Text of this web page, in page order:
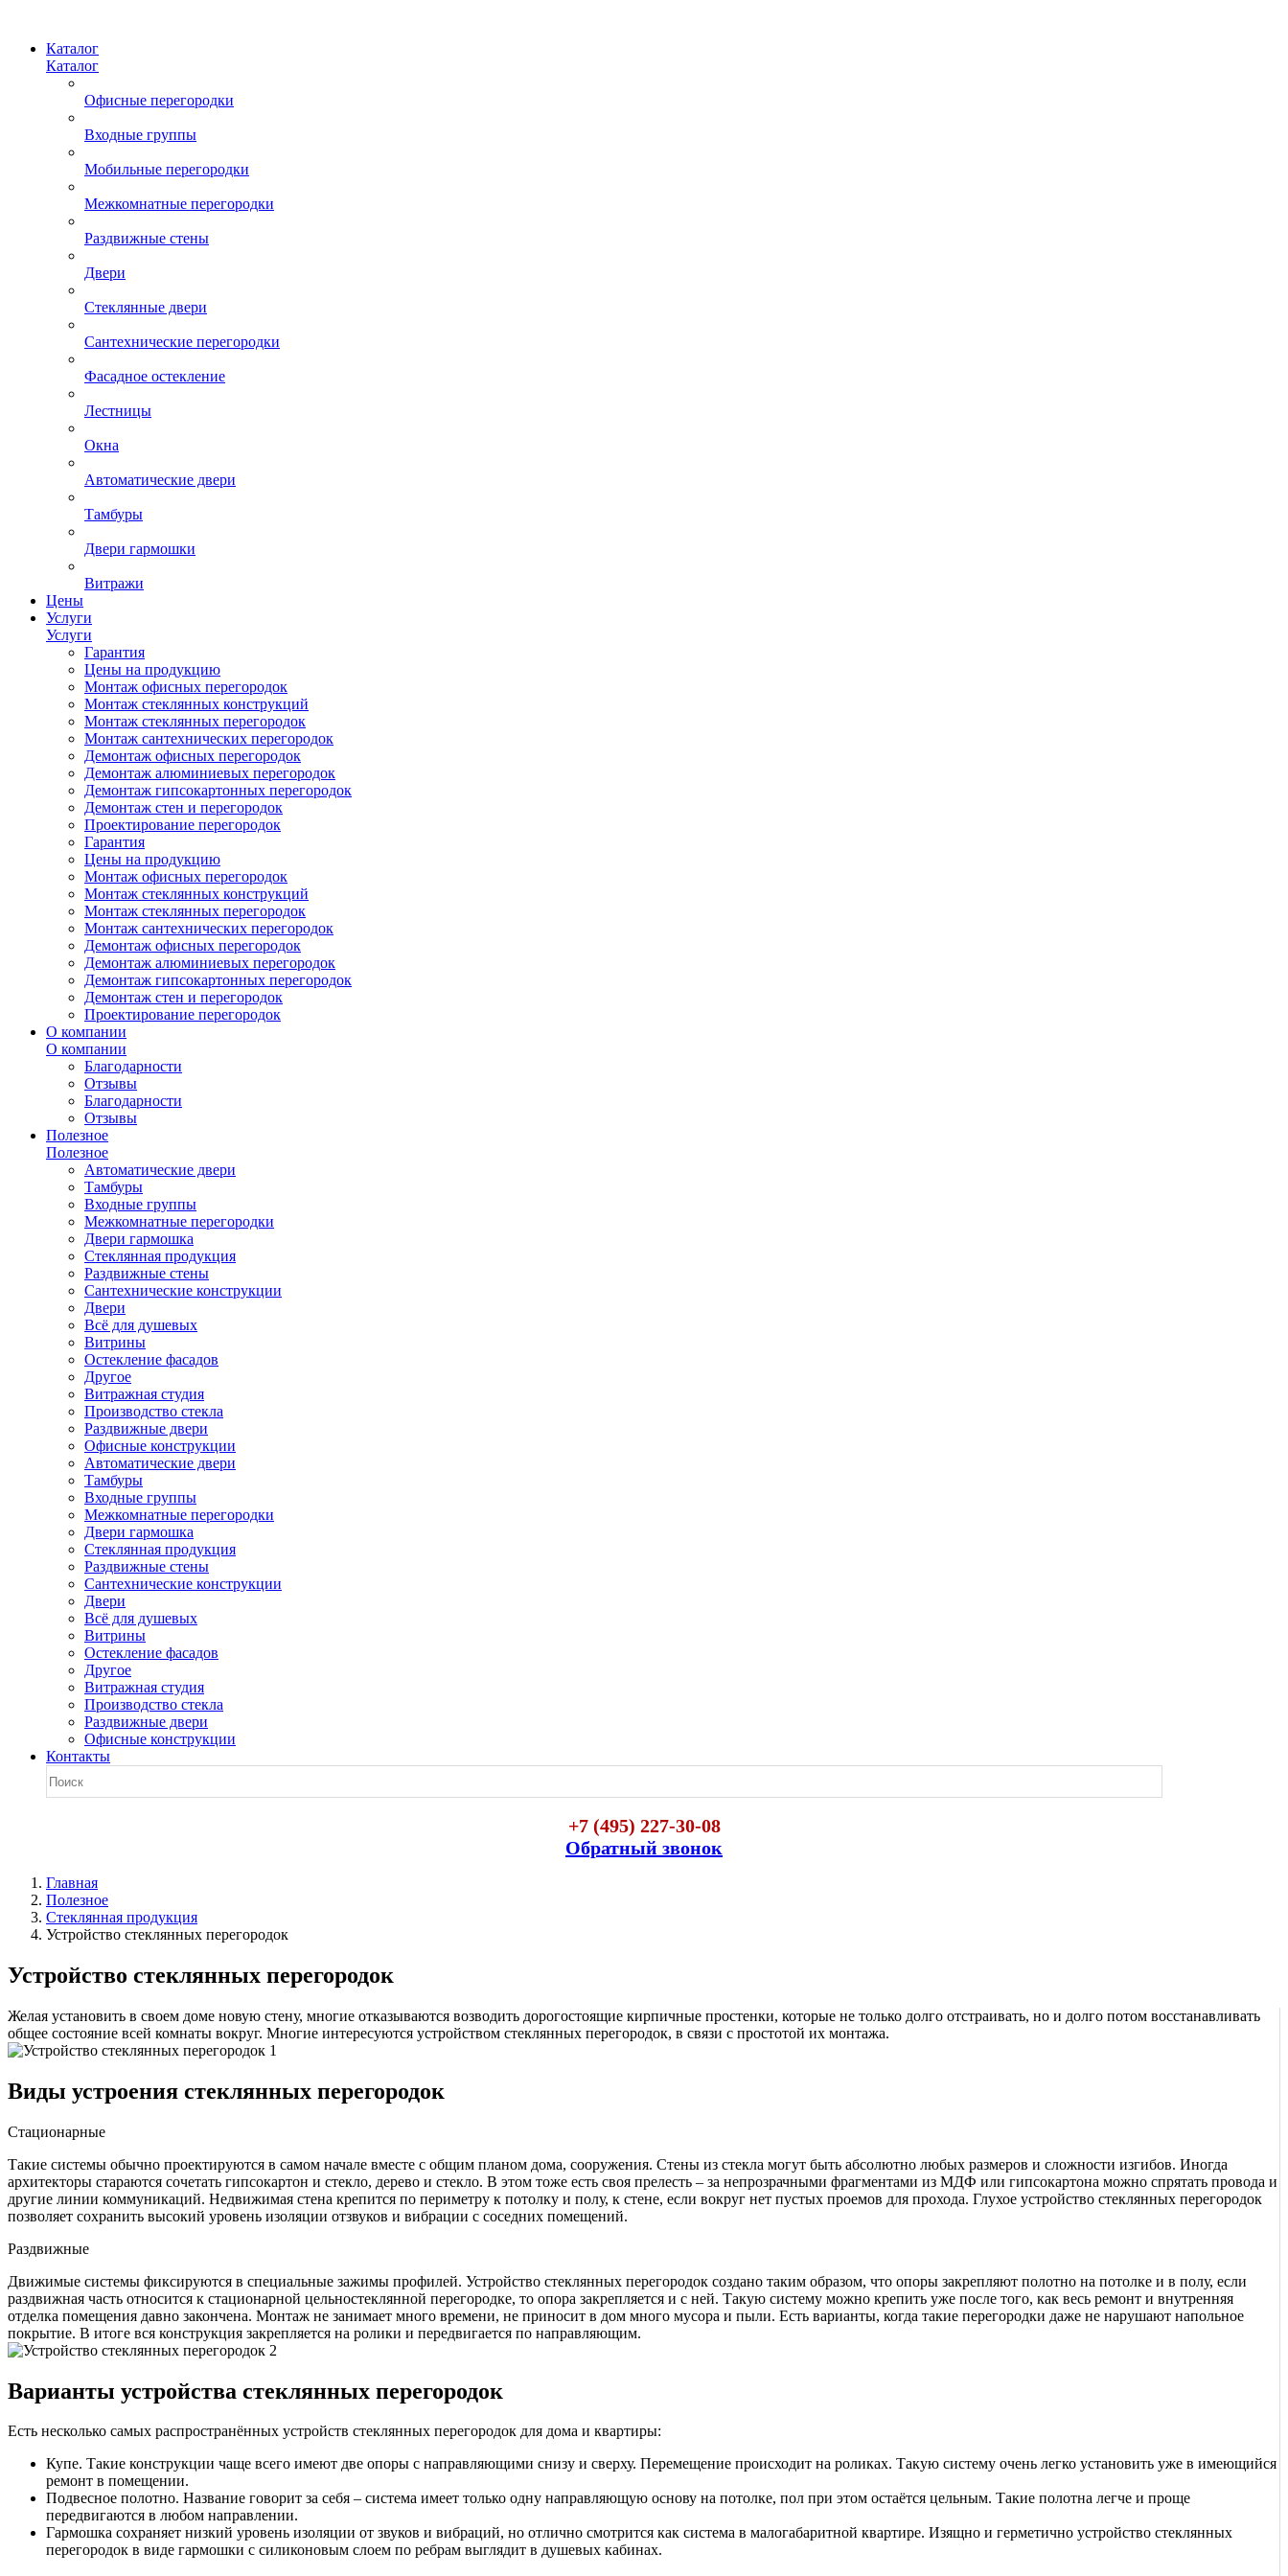
Каталог
Каталог
Офисные перегородки
Входные группы
Мобильные перегородки
Межкомнатные перегородки
Раздвижные стены
Двери
Стеклянные двери
Сантехнические перегородки
Фасадное остекление
Лестницы
Окна
Автоматические двери
Тамбуры
Двери гармошки
Витражи
Цены
Услуги
Услуги
Гарантия
Цены на продукцию
Монтаж офисных перегородок
Монтаж стеклянных конструкций
Монтаж стеклянных перегородок
Монтаж сантехнических перегородок
Демонтаж офисных перегородок
Демонтаж алюминиевых перегородок
Демонтаж гипсокартонных перегородок
Демонтаж стен и перегородок
Проектирование перегородок
Гарантия
Цены на продукцию
Монтаж офисных перегородок
Монтаж стеклянных конструкций
Монтаж стеклянных перегородок
Монтаж сантехнических перегородок
Демонтаж офисных перегородок
Демонтаж алюминиевых перегородок
Демонтаж гипсокартонных перегородок
Демонтаж стен и перегородок
Проектирование перегородок
О компании
О компании
Благодарности
Отзывы
Благодарности
Отзывы
Полезное
Полезное
Автоматические двери
Тамбуры
Входные группы
Межкомнатные перегородки
Двери гармошка
Стеклянная продукция
Раздвижные стены
Сантехнические конструкции
Двери
Всё для душевых
Витрины
Остекление фасадов
Другое
Витражная студия
Производство стекла
Раздвижные двери
Офисные конструкции
Автоматические двери
Тамбуры
Входные группы
Межкомнатные перегородки
Двери гармошка
Стеклянная продукция
Раздвижные стены
Сантехнические конструкции
Двери
Всё для душевых
Витрины
Остекление фасадов
Другое
Витражная студия
Производство стекла
Раздвижные двери
Офисные конструкции
Контакты
+7 (495) 227-30-08
Обратный звонок
Главная
Полезное
Стеклянная продукция
Устройство стеклянных перегородок
Устройство стеклянных перегородок
Желая установить в своем доме новую стену, многие отказываются возводить дорогостоящие кирпичные простенки, которые не только долго отстраивать, но и долго потом восстанавливать
общее состояние всей комнаты вокруг. Многие интересуются устройством стеклянных перегородок, в связи с простотой их монтажа.
Виды устроения стеклянных перегородок
Стационарные
Такие системы обычно проектируются в самом начале вместе с общим планом дома, сооружения. Стены из стекла могут быть абсолютно любых размеров и сложности изгибов. Иногда
архитекторы стараются сочетать гипсокартон и стекло, дерево и стекло. В этом тоже есть своя прелесть – за непрозрачными фрагментами из МДФ или гипсокартона можно спрятать провода и
другие линии коммуникаций. Недвижимая стена крепится по периметру к потолку и полу, к стене, если вокруг нет пустых проемов для прохода. Глухое устройство стеклянных перегородок
позволяет сохранить высокий уровень изоляции отзвуков и вибрации с соседних помещений.
Раздвижные
Движимые системы фиксируются в специальные зажимы профилей. Устройство стеклянных перегородок создано таким образом, что опоры закрепляют полотно на потолке и в полу, если
раздвижная часть относится к стационарной цельностеклянной перегородке, то опора закрепляется и с ней. Такую систему можно крепить уже после того, как весь ремонт и внутренняя
отделка помещения давно закончена. Монтаж не занимает много времени, не приносит в дом много мусора и пыли. Есть варианты, когда такие перегородки даже не нарушают напольное
покрытие. В итоге вся конструкция закрепляется на ролики и передвигается по направляющим.
Варианты устройства стеклянных перегородок
Есть несколько самых распространённых устройств стеклянных перегородок для дома и квартиры:
Купе. Такие конструкции чаще всего имеют две опоры с направляющими снизу и сверху. Перемещение происходит на роликах. Такую систему очень легко установить уже в имеющийся
ремонт в помещении.
Подвесное полотно. Название говорит за себя – система имеет только одну направляющую основу на потолке, пол при этом остаётся цельным. Такие полотна легче и проще
передвигаются в любом направлении.
Гармошка сохраняет низкий уровень изоляции от звуков и вибраций, но отлично смотрится как система в малогабаритной квартире. Изящно и герметично устройство стеклянных
перегородок в виде гармошки с силиконовым слоем по ребрам выглядит в душевых кабинах.